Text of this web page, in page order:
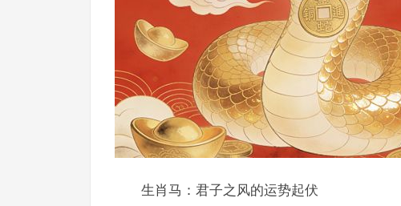
生肖马：君子之风的运势起伏